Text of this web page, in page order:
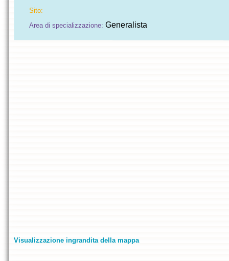
Sito:
Area di specializzazione: Generalista
Visualizzazione ingrandita della mappa